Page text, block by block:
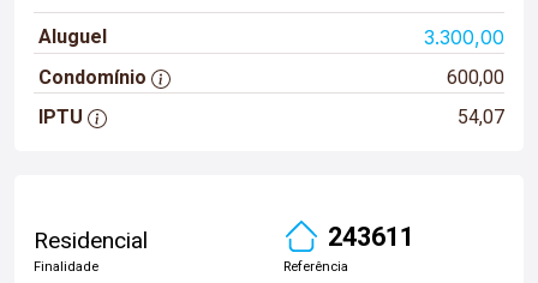
Aluguel 3.300,00
Condomínio
600,00
IPTU
54,07
Residencial
Finalidade
243611
Referência